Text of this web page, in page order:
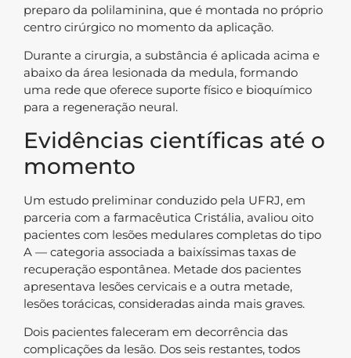
preparo da polilaminina, que é montada no próprio
centro cirúrgico no momento da aplicação.
Durante a cirurgia, a substância é aplicada acima e
abaixo da área lesionada da medula, formando
uma rede que oferece suporte físico e bioquímico
para a regeneração neural.
Evidências científicas até o
momento
Um estudo preliminar conduzido pela UFRJ, em
parceria com a farmacêutica Cristália, avaliou oito
pacientes com lesões medulares completas do tipo
A — categoria associada a baixíssimas taxas de
recuperação espontânea. Metade dos pacientes
apresentava lesões cervicais e a outra metade,
lesões torácicas, consideradas ainda mais graves.
Dois pacientes faleceram em decorrência das
complicações da lesão. Dos seis restantes, todos